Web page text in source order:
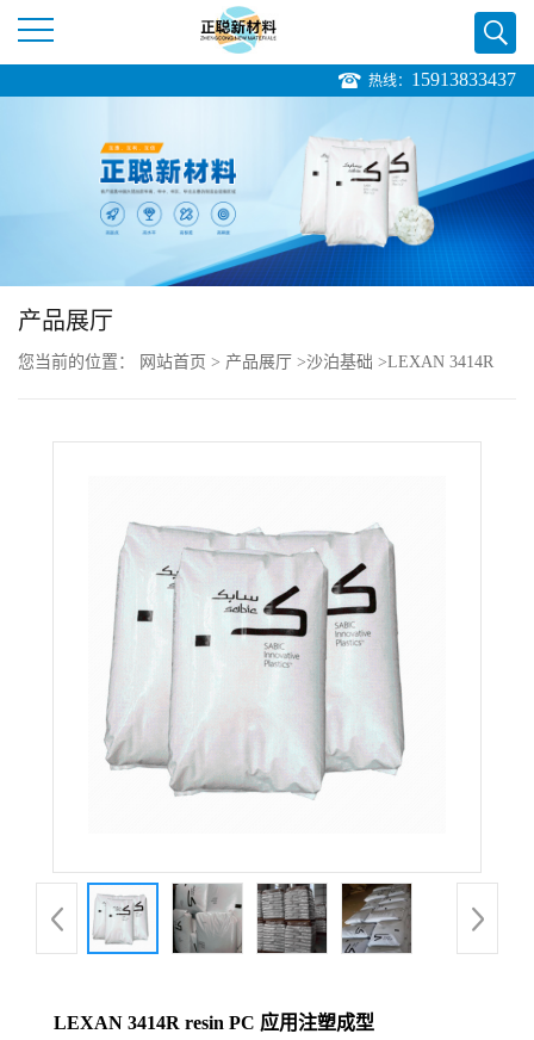
公
品
展
热线： 15913833437
产品展厅
您当前的位置： 网站首页 > 产品展厅 >沙泊基础 >LEXAN 3414R
LEXAN 3414R resin PC 应用注塑成型